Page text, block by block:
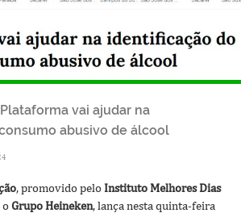
vai ajudar na
abusivo de álcool
, promovido pelo Instituto Melhores Dias
o Grupo Heineken, lança nesta quinta-feira